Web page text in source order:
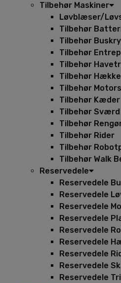
Tilbehør Maskiner
Løvblæser/
Tilbehør
Tilbehør
Tilbehør
Tilbehør
Tilbehør
Tilbehør
Tilbehør Kæder
Tilbehør Sværd
Tilbehør
Tilbehør Rider
Tilbehør
Tilbehør Walk
Reservedele
Reservedele
Reservedele
Reservedele
Reservedele
Reservedele
Reservedele
Reservedele
Reservedele
Reservedele